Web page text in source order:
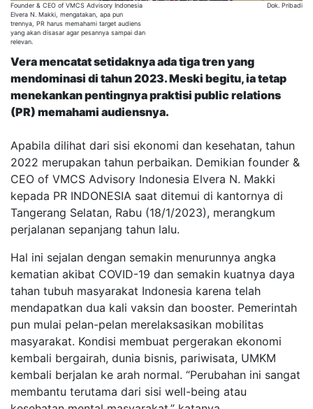
Founder & CEO of VMCS Advisory Indonesia
Elvera N. Makki, mengatakan, apa pun
trennya, PR harus memahami target audiens
yang akan disasar agar pesannya sampai dan
relevan.
Dok. Pribadi
Vera mencatat setidaknya ada tiga tren yang
mendominasi di tahun 2023. Meski begitu, ia tetap
menekankan pentingnya praktisi public relations
(PR) memahami audiensnya.
Apabila dilihat dari sisi ekonomi dan kesehatan, tahun
2022 merupakan tahun perbaikan. Demikian founder &
CEO of VMCS Advisory Indonesia Elvera N. Makki
kepada PR INDONESIA saat ditemui di kantornya di
Tangerang Selatan, Rabu (18/1/2023), merangkum
perjalanan sepanjang tahun lalu.
Hal ini sejalan dengan semakin menurunnya angka
kematian akibat COVID-19 dan semakin kuatnya daya
tahan tubuh masyarakat Indonesia karena telah
mendapatkan dua kali vaksin dan booster. Pemerintah
pun mulai pelan-pelan merelaksasikan mobilitas
masyarakat. Kondisi membuat pergerakan ekonomi
kembali bergairah, dunia bisnis, pariwisata, UMKM
kembali berjalan ke arah normal. “Perubahan ini sangat
membantu terutama dari sisi well-being atau